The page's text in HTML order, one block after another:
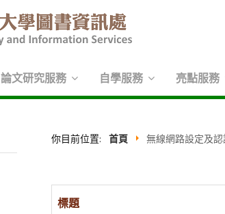
論文研究服務 自學服務 亮點服務
你目前位置: 首頁 無線網路設定及認
標題